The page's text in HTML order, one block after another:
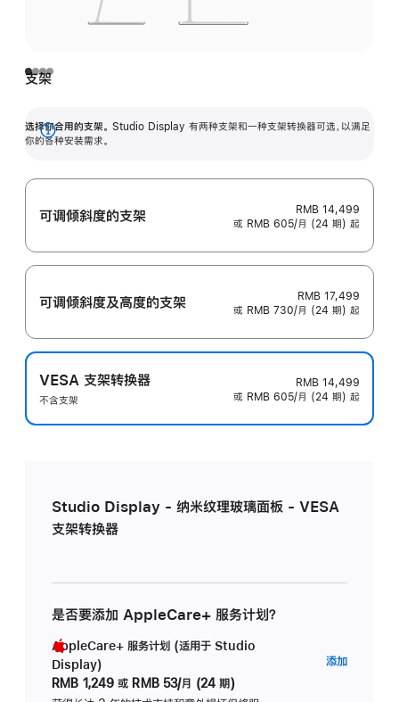
支架
选择你合用的支架。 Studio Display 有两种支架和一种支架转换器可选，以满足
你的各种安装需求。
展
可调倾斜度的支架
RMB 14,499
或 RMB 605/月 (24 期) 起
可调倾斜度及高‍度的支‍架
RMB 17,499
或 RMB 730/月 (24 期) 起
VESA 支架转换器
不含支架
RMB 14,499
或 RMB 605/月 (24 期) 起
Studio Display - 纳米纹理玻璃面板 - VESA
支架转换器
是否要添加 AppleCare+ 服务计划？
AppleCare+ 服务计划 (适用于 Studio
Display)
RMB 1,249 或 RMB 53/月 (24 期)
添加